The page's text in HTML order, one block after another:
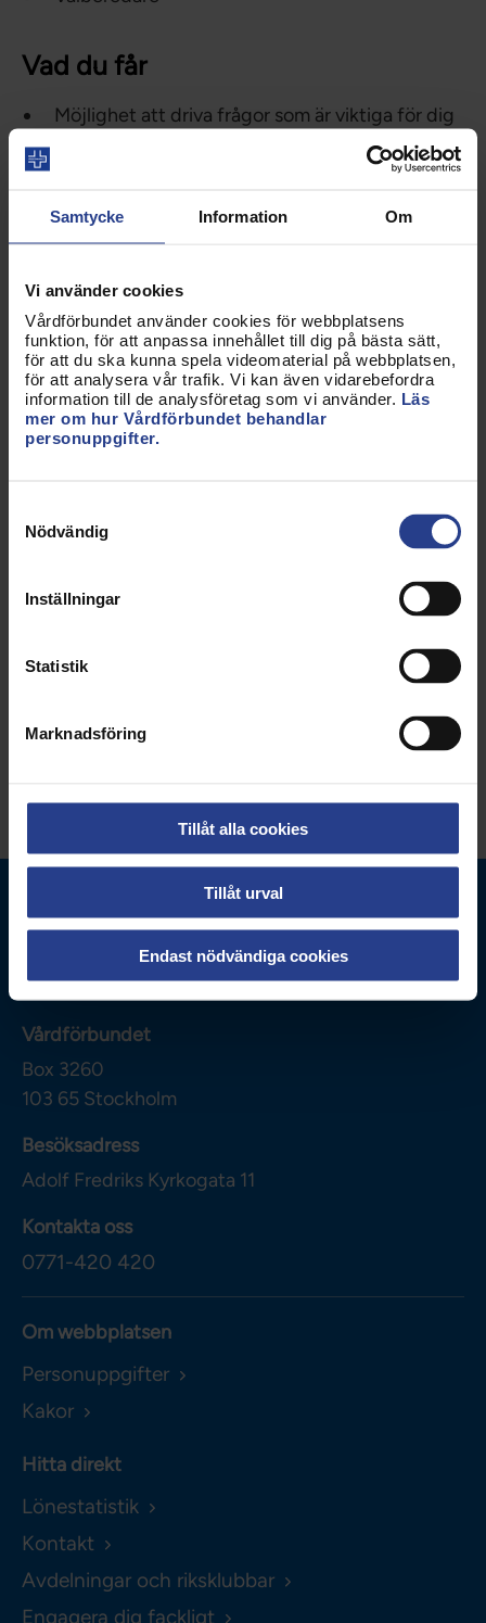
Samtycke Information Om
Vi använder cookies
Vårdförbundet använder cookies för webbplatsens
funktion, för att anpassa innehållet till dig på bästa sätt,
för att du ska kunna spela videomaterial på webbplatsen,
för att analysera vår trafik. Vi kan även vidarebefordra
information till de analysföretag som vi använder. Läs
mer om hur Vårdförbundet behandlar
personuppgifter.
Nödvändig
Inställningar
Statistik
Marknadsföring
Tillåt alla cookies
Tillåt urval
Endast nödvändiga cookies
Vad du får
Möjlighet att driva frågor som är viktiga för dig
Utbildning och nätverk inom ledarskap,
Deltagande på nationella och internationella
konferenser
Erfarenheter som gör ditt CV starkare och ger
”Som ledamot får jag vara med och påverka frågor
som är viktiga för oss studenter. Jag väljer själv hur
mycket tid jag lägger – och det känns meningsfullt
på riktigt.” /Ludvig, styrelseledamot
Uppdaterad:
Politik
Om Vårdförbundet
Vårdförbundet
Box 3260
103 65 Stockholm
Besöksadress
Adolf Fredriks Kyrkogata 11
Kontakta oss
0771-420 420
Om webbplatsen
Personuppgifter
Kakor
Hitta direkt
Lönestatistik
Kontakt
Avdelningar och riksklubbar
Engagera dig fackligt